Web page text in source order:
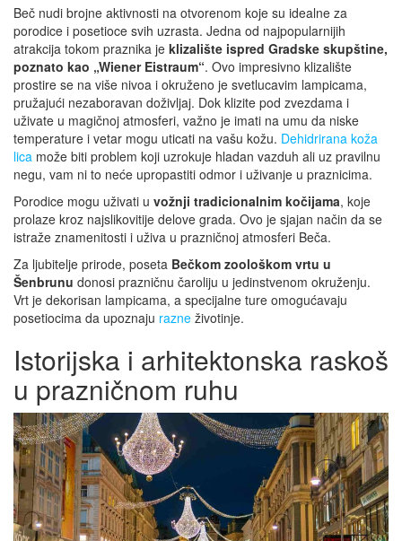
Beč nudi brojne aktivnosti na otvorenom koje su idealne za
porodice i posetioce svih uzrasta. Jedna od najpopularnijih
atrakcija tokom praznika je klizalište ispred Gradske skupštine,
poznato kao „Wiener Eistraum“. Ovo impresivno klizalište
prostire se na više nivoa i okruženo je svetlucavim lampicama,
pružajući nezaboravan doživljaj. Dok klizite pod zvezdama i
uživate u magičnoj atmosferi, važno je imati na umu da niske
temperature i vetar mogu uticati na vašu kožu. Dehidrirana koža
lica može biti problem koji uzrokuje hladan vazduh ali uz pravilnu
negu, vam ni to neće upropastiti odmor i uživanje u praznicima.
Porodice mogu uživati u vožnji tradicionalnim kočijama, koje
prolaze kroz najslikovitije delove grada. Ovo je sjajan način da se
istraže znamenitosti i uživa u prazničnoj atmosferi Beča.
Za ljubitelje prirode, poseta Bečkom zoološkom vrtu u
Šenbrunu donosi prazničnu čaroliju u jedinstvenom okruženju.
Vrt je dekorisan lampicama, a specijalne ture omogućavaju
posetiocima da upoznaju razne životinje.
Istorijska i arhitektonska raskoš
u prazničnom ruhu